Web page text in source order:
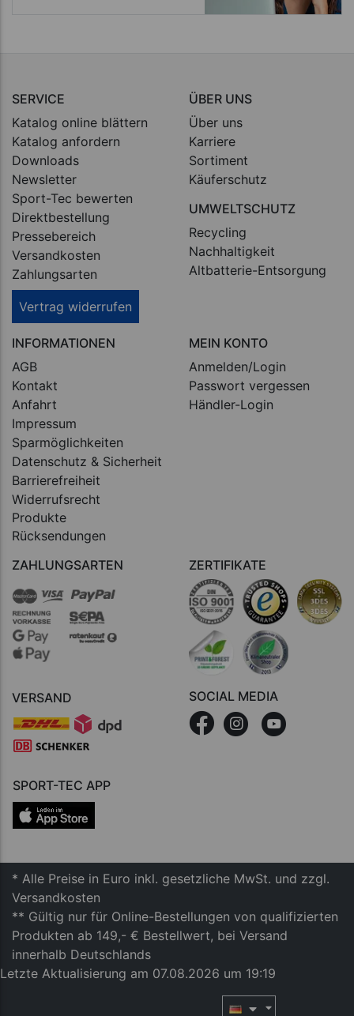
SERVICE
Katalog online blättern
Katalog anfordern
Downloads
Newsletter
Sport-Tec bewerten
Direktbestellung
Pressebereich
Versandkosten
Zahlungsarten
Vertrag widerrufen
ÜBER UNS
Über uns
Karriere
Sortiment
Käuferschutz
UMWELTSCHUTZ
Recycling
Nachhaltigkeit
Altbatterie-Entsorgung
INFORMATIONEN
AGB
Kontakt
Anfahrt
Impressum
Sparmöglichkeiten
Datenschutz & Sicherheit
Barrierefreiheit
Widerrufsrecht
Produkte
Rücksendungen
MEIN KONTO
Anmelden/Login
Passwort vergessen
Händler-Login
ZAHLUNGSARTEN
VERSAND
ZERTIFIKATE
SOCIAL MEDIA
SPORT-TEC APP
* Alle Preise in Euro inkl. gesetzliche MwSt. und zzgl.
Versandkosten
** Gültig nur für Online-Bestellungen von qualifizierten
Produkten ab 149,- € Bestellwert, bei Versand
innerhalb Deutschlands
Letzte Aktualisierung am 07.08.2026 um 19:19